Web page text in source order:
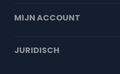
MIJN ACCOUNT
JURIDISCH